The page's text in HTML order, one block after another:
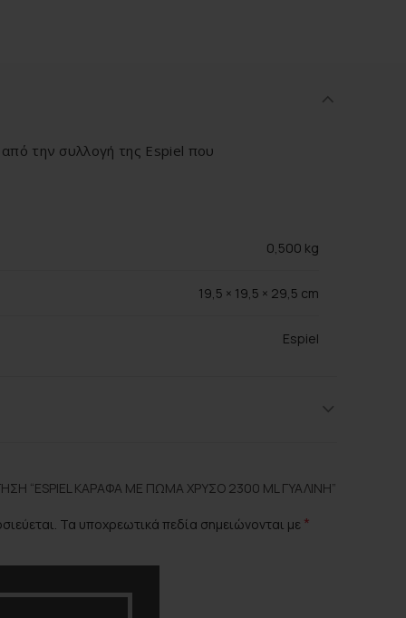
την συλλογή της Espiel που
0,500 kg
19,5 × 19,5 × 29,5 cm
Espiel
“ESPIEL ΚΑΡΆΦΑ ΜΕ ΠΏΜΑ ΧΡΥΣΌ 2300 ML ΓΥΆΛΙΝΗ”
Τα υποχρεωτικά πεδία σημειώνονται με *